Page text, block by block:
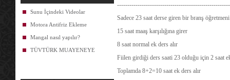
Sunu İçindeki Videolar
Motora Antifriz Ekleme
Mangal nasıl yapılır?
TÜVTÜRK MUAYENEYE
Sadece 23 saat derse giren bir branş
15 saat maaş karşılığına girer
8 saat normal ek ders alır
Fiilen girdiği ders saati 23 olduğu için 2 saat
Toplamda 8+2=10 saat ek ders alır